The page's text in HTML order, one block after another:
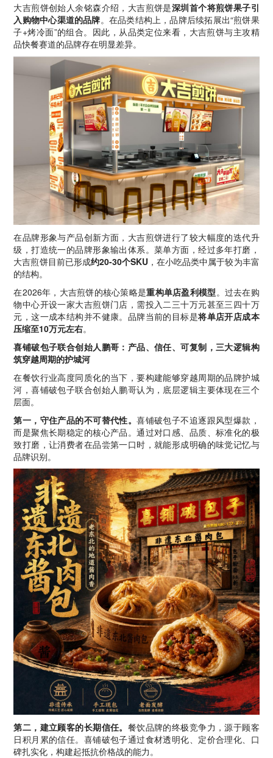
大吉煎饼创始人余铭森介绍，大吉煎饼是深圳首个将煎饼果子引
入购物中心渠道的品牌。在品类结构上，品牌后续拓展出“煎饼果
子+烤冷面”的组合。因此，从品类定位来看，大吉煎饼与主攻精
品快餐赛道的品牌存在明显差异。
在品牌形象与产品创新方面，大吉煎饼进行了较大幅度的迭代升
级，打造统一的品牌形象输出体系。菜单方面，经过多年打磨，
大吉煎饼目前已形成约20-30个SKU ，在小吃品类中属于较为丰富
的结构。
在2026年，大吉煎饼的核心策略是重构单店盈利模型。过去在购
物中心开设一家大吉煎饼门店，需投入二三十万元甚至三四十万
元，这一成本结构并不健康。品牌当前的目标是将单店开店成本
压缩至10万元左右。
喜铺破包子联合创始人鹏哥：产品、信任、可复制，三大逻辑构
筑穿越周期的护城河
在餐饮行业高度同质化的当下，要构建能够穿越周期的品牌护城
河，喜铺破包子联合创始人鹏哥认为，底层逻辑主要体现在三个
层面。
第一，守住产品的不可替代性。喜铺破包子不追逐跟风型爆款，
而是聚焦长期稳定的核心产品。通过对口感、品质、标准化的极
致打磨，让消费者在品尝第一口时，就能形成明确的味觉记忆与
品牌识别。
第二，建立顾客的长期信任。 餐饮品牌的终极竞争力，源于顾客
日积月累的信任。喜铺破包子通过食材透明化、定价合理化、口
碑扎实化，构建起抵抗价格战的能力。